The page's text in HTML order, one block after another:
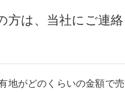
方は、当社にご連絡
地がどのくらいの金額で売